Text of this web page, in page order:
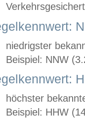
niedrigster
Beispiel: NNW
höchster
Beispiel: HHW